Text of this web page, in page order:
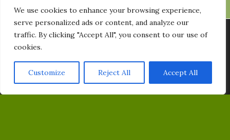
We use cookies to enhance your browsing experience,
serve personalized ads or content, and analyze our
traffic. By clicking "Accept All", you consent to our use of
cookies.
Customize Reject All Accept All
INSTAGRAM
YOUTUBE
PRENUMERERA PÅ VÅRT NYHETSBREV
Email
Vi använder cookies för att ge dig den bästa upplevelsen på vår
hemsida. Du kan läsa mer om vilka cookies vi använder eller
stänga av dem
Acceptera